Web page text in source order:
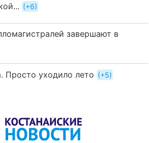
+6
завершают в
Просто уходило лето +5